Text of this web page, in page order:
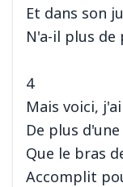
Et dans son
N'a-il plus de
4
Mais voici,
De plus
Que le bras
Accomplit